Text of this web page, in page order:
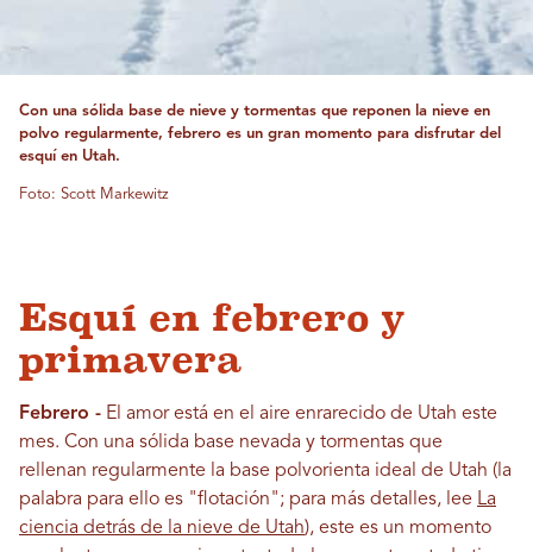
Con una sólida base de nieve y tormentas que reponen la nieve en
polvo regularmente, febrero es un gran momento para disfrutar del
esquí en Utah.
Foto: Scott Markewitz
Esquí en febrero y
primavera
Febrero - El amor está en el aire enrarecido de Utah este
mes. Con una sólida base nevada y tormentas que
rellenan regularmente la base polvorienta ideal de Utah (la
palabra para ello es "flotación"; para más detalles, lee La
ciencia detrás de la nieve de Utah), este es un momento